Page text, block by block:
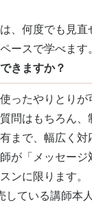
、何度でも見
ースで学べます。
きますか？
ったやりとりが
問はもちろん
まで、幅広く対
が「メッセー
ンに限ります。
している講師本